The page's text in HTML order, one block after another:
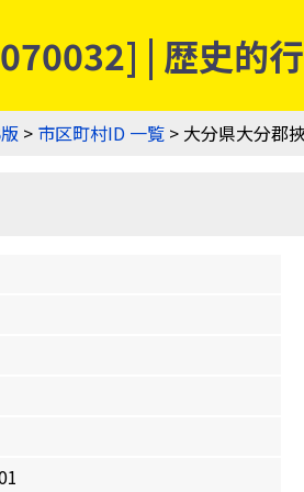
| 歴史的
> 市区町村ID 一覧 > 大分県大分郡